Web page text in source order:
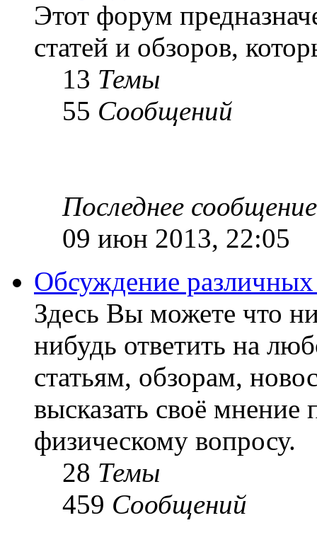
Этот форум
статей и обзоров,
13 Темы
55 Сообщений
Последнее сообщение
09 июн 2013, 22:05
Обсуждение
Здесь Вы можете что
нибудь ответить на
статьям, обзорам,
высказать своё
физическому вопросу.
28 Темы
459 Сообщений